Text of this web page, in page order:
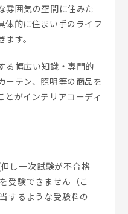
雰囲気の空間に住みた
体的に住まい手のライフ
す。
る幅広い知識・専門的
ーテン、照明等の商品を
とがインテリアコーディ
し一次試験が不合格
受験できません（こ
するような受験料の